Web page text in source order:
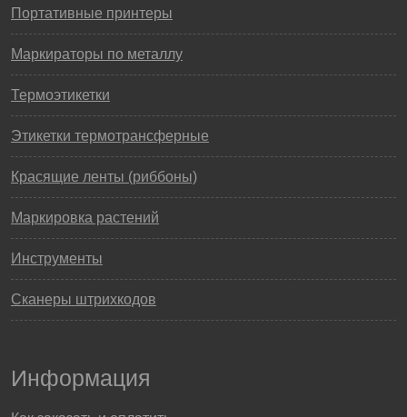
Портативные принтеры
Маркираторы по металлу
Термоэтикетки
Этикетки термотрансферные
Красящие ленты (риббоны)
Маркировка растений
Инструменты
Сканеры штрихкодов
Информация